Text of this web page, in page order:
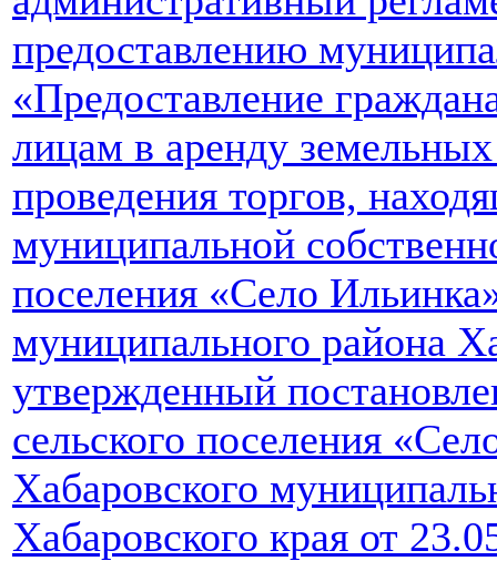
предоставлению
«Предоставление
лицам в аренду земельных
проведения торгов,
муниципальной
поселения «Село
муниципального района
утвержденный
сельского поселения
Хабаровского
Хабаровского края от